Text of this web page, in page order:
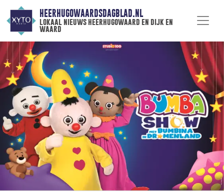
HEERHUGOWAARDSDAGBLAD.NL
lokaal nieuws heerhugowaard en dijk en
waard